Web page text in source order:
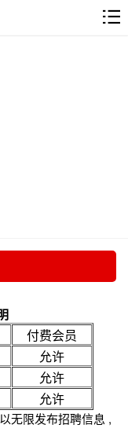
付费会员
允许
允许
允许
无限发布招聘信息 ,